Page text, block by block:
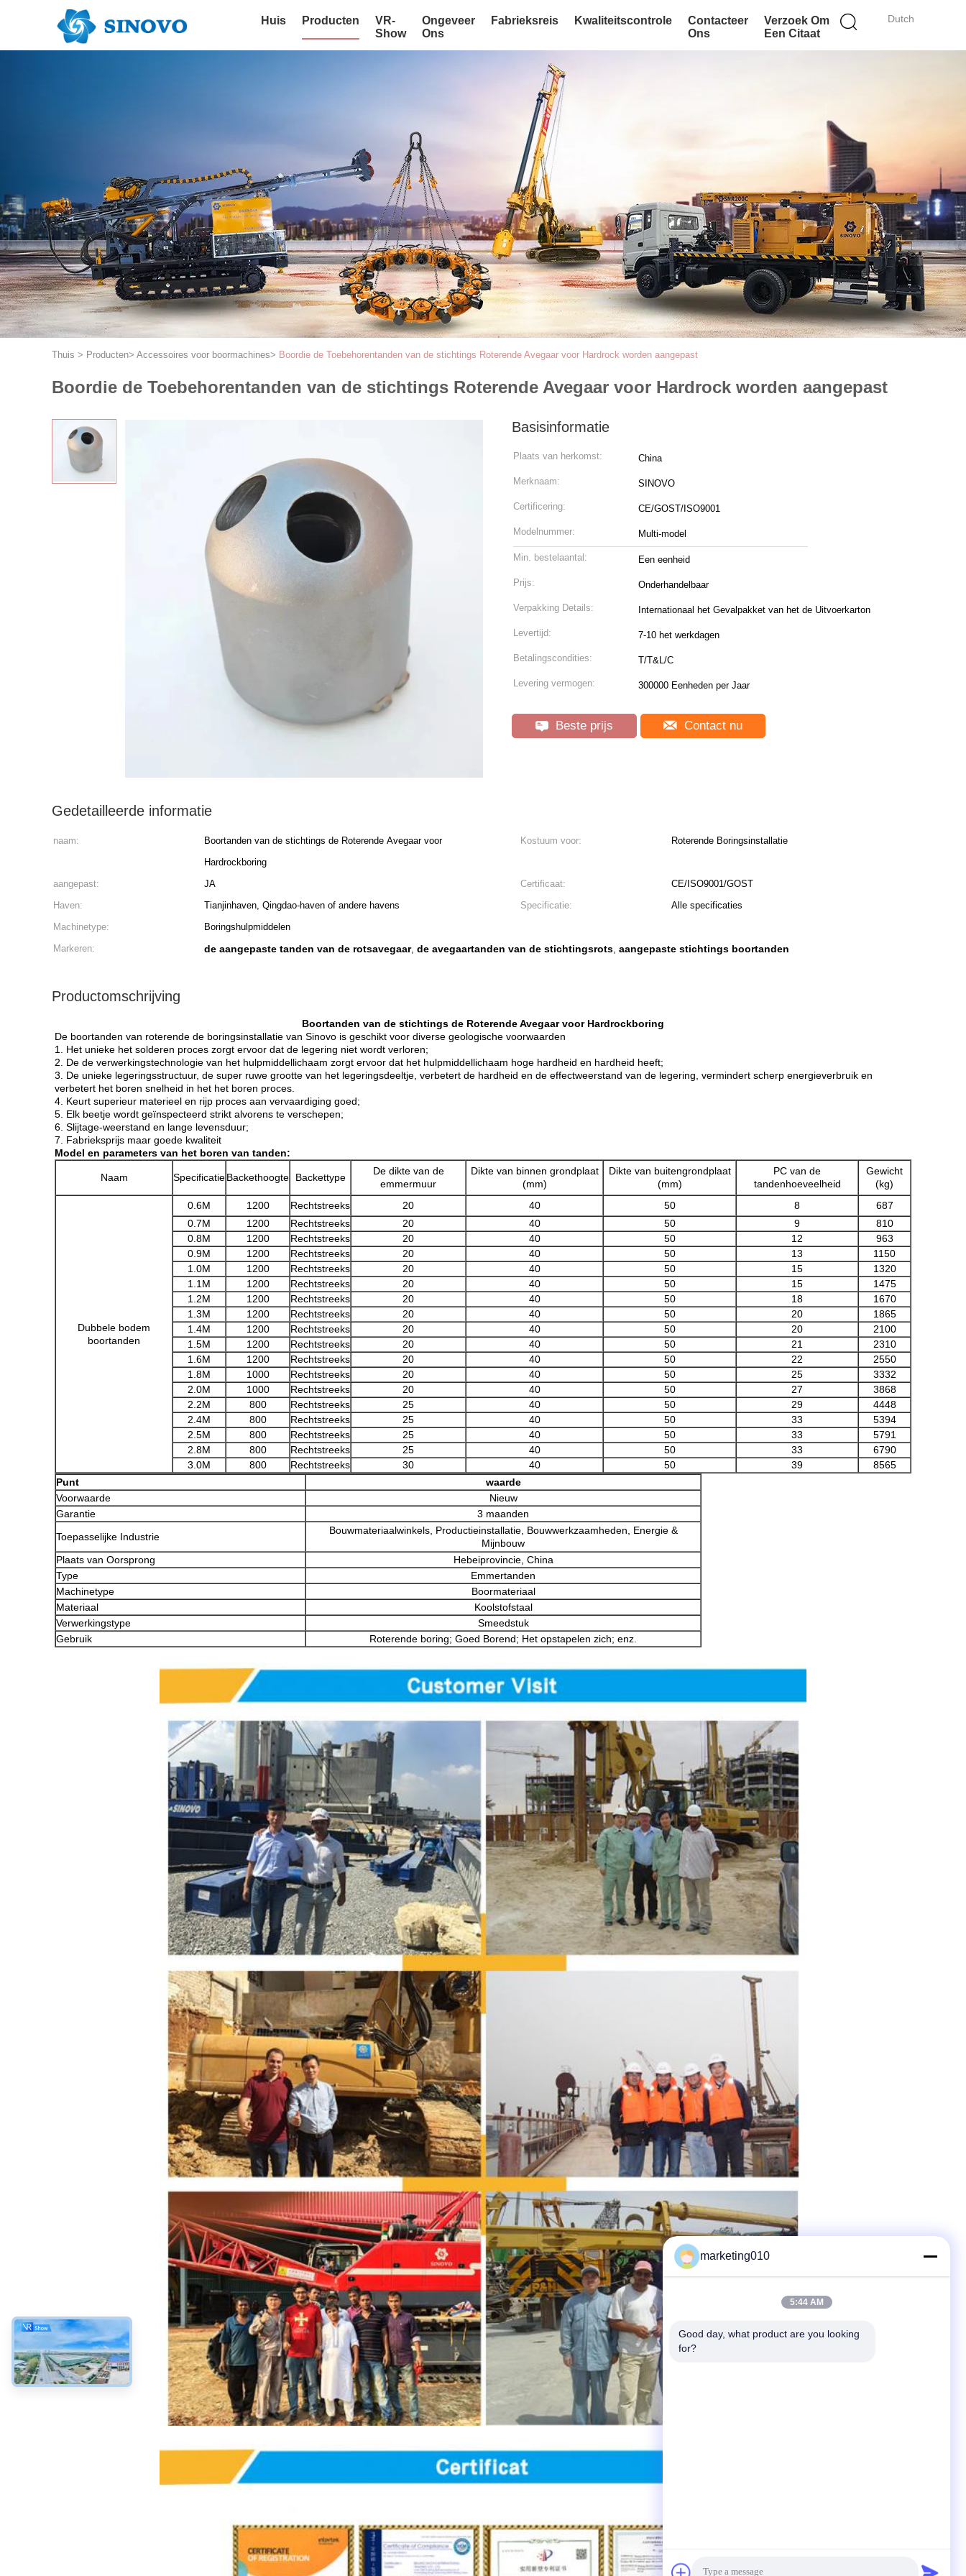
Dutch
Huis Producten
VR-
Show
Ongeveer
Ons
Fabrieksreis Kwaliteitscontrole
Contacteer
Ons
Verzoek Om
Een Citaat
Thuis > Producten> Accessoires voor boormachines> Boordie de Toebehorentanden van de stichtings Roterende Avegaar voor Hardrock worden aangepast
Boordie de Toebehorentanden van de stichtings Roterende Avegaar voor Hardrock worden aangepast
Basisinformatie
Plaats van herkomst: China
Merknaam: SINOVO
Certificering: CE/GOST/ISO9001
Modelnummer: Multi-model
Min. bestelaantal: Een eenheid
Prijs: Onderhandelbaar
Verpakking Details: Internationaal het Gevalpakket van het de Uitvoerkarton
Levertijd: 7-10 het werkdagen
Betalingscondities: T/T&L/C
Levering vermogen: 300000 Eenheden per Jaar
Beste prijs Contact nu
Gedetailleerde informatie
naam:
Boortanden van de stichtings de Roterende Avegaar voor
Hardrockboring
Kostuum voor: Roterende Boringsinstallatie
aangepast: JA Certificaat:
CE/ISO9001/GOST
Haven:
Tianjinhaven, Qingdao-haven of andere havens Specificatie:
Alle specificaties
Machinetype:
Boringshulpmiddelen
Markeren:
de aangepaste tanden van de rotsavegaar, de avegaartanden van de stichtingsrots, aangepaste stichtings boortanden
Productomschrijving
Boortanden van de stichtings de Roterende Avegaar voor Hardrockboring
De boortanden van roterende de boringsinstallatie van Sinovo is geschikt voor diverse geologische voorwaarden
1. Het unieke het solderen proces zorgt ervoor dat de legering niet wordt verloren;
2. De de verwerkingstechnologie van het hulpmiddellichaam zorgt ervoor dat het hulpmiddellichaam hoge hardheid en hardheid heeft;
3. De unieke legeringsstructuur, de super ruwe grootte van het legeringsdeeltje, verbetert de hardheid en de effectweerstand van de legering, vermindert scherp energieverbruik en
verbetert het boren snelheid in het het boren proces.
4. Keurt superieur materieel en rijp proces aan vervaardiging goed;
5. Elk beetje wordt geïnspecteerd strikt alvorens te verschepen;
6. Slijtage-weerstand en lange levensduur;
7. Fabrieksprijs maar goede kwaliteit
Model en parameters van het boren van tanden:
Naam SpecificatieBackethoogte Backettype
De dikte van de
emmermuur
Dikte van binnen grondplaat
(mm)
Dikte van buitengrondplaat
(mm)
PC van de
tandenhoeveelheid
Gewicht
(kg)
Dubbele bodem
boortanden
0.6M 1200 Rechtstreeks 20 40 50 8
687
0.7M
1200 Rechtstreeks 20 40 50 9
810
0.8M
1200 Rechtstreeks 20 40 50 12
963
0.9M
1200 Rechtstreeks 20 40 50 13
1150
1.0M
1200 Rechtstreeks 20 40 50 15
1320
1.1M
1200 Rechtstreeks 20 40 50 15
1475
1.2M
1200 Rechtstreeks 20 40 50 18
1670
1.3M
1200 Rechtstreeks 20 40 50 20
1865
1.4M
1200 Rechtstreeks 20 40 50 20
2100
1.5M
1200 Rechtstreeks 20 40 50 21
2310
1.6M
1200 Rechtstreeks 20 40 50 22
2550
1.8M
1000 Rechtstreeks 20 40 50 25
3332
2.0M
1000 Rechtstreeks 20 40 50 27
3868
2.2M
800 Rechtstreeks 25 40 50 29
4448
2.4M
800 Rechtstreeks 25 40 50 33
5394
2.5M
800 Rechtstreeks 25 40 50 33
5791
2.8M
800 Rechtstreeks 25 40 50 33
6790
3.0M
800 Rechtstreeks 30 40 50 39
8565
Punt
waarde
Voorwaarde
Nieuw
Garantie
3 maanden
Toepasselijke Industrie
Bouwmateriaalwinkels, Productieinstallatie, Bouwwerkzaamheden, Energie &
Mijnbouw
Plaats van Oorsprong
Hebeiprovincie, China
Type
Emmertanden
Machinetype
Boormateriaal
Materiaal
Koolstofstaal
Verwerkingstype
Smeedstuk
Gebruik
Roterende boring; Goed Borend; Het opstapelen zich; enz.
marketing010
5:44 AM
Good day, what product are you looking
for?